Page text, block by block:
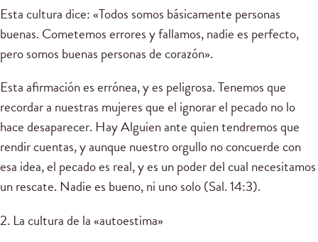
Esta cultura dice: «Todos somos básicamente personas
buenas. Cometemos errores y fallamos, nadie es perfecto,
pero somos buenas personas de corazón».
Esta afirmación es errónea, y es peligrosa. Tenemos que
recordar a nuestras mujeres que el ignorar el pecado no lo
hace desaparecer. Hay Alguien ante quien tendremos que
rendir cuentas, y aunque nuestro orgullo no concuerde con
esa idea, el pecado es real, y es un poder del cual necesitamos
un rescate. Nadie es bueno, ni uno solo (Sal. 14:3).
2. La cultura de la «autoestima»